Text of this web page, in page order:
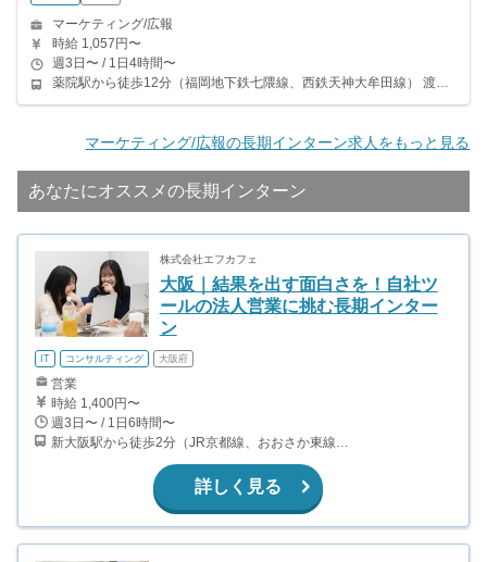
マーケティング/広報
時給 1,057円〜
週3日〜 / 1日4時間〜
薬院駅から徒歩12分（福岡地下鉄七隈線、西鉄天神大牟田線） 渡辺通駅から徒歩10分（福岡地下鉄七隈線）
マーケティング/広報の長期インターン求人をもっと見る
あなたにオススメの長期インターン
株式会社エフカフェ
大阪｜結果を出す面白さを！自社ツ
ールの法人営業に挑む長期インター
ン
IT コンサルティング 大阪府
営業
時給 1,400円〜
週3日〜 / 1日6時間〜
新大阪駅から徒歩2分（JR京都線、おおさか東線、大阪メトロ御堂筋線、ほか） 西中島南方駅から徒歩9分（御堂筋線） 南方駅から徒歩11分（阪急京都線）
詳しく見る